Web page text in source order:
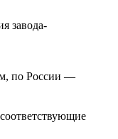
завода-
по России —